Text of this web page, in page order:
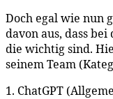
Doch egal wie nun
davon aus, dass
die wichtig sind.
seinem Team
1. ChatGPT